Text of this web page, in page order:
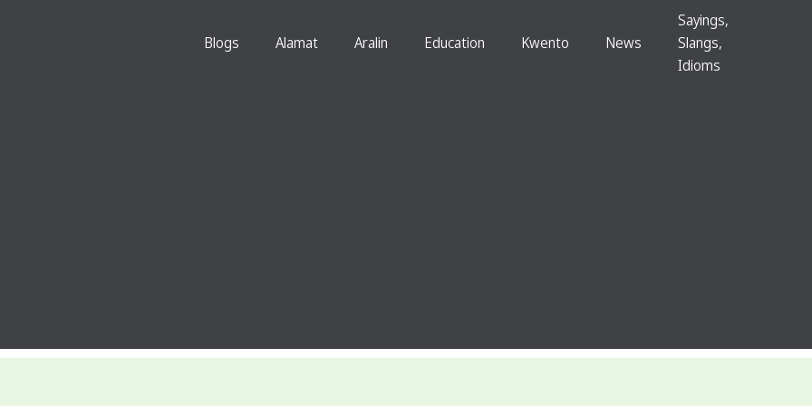
Blogs Alamat Aralin Education Kwento News
Sayings,
Slangs,
Idioms